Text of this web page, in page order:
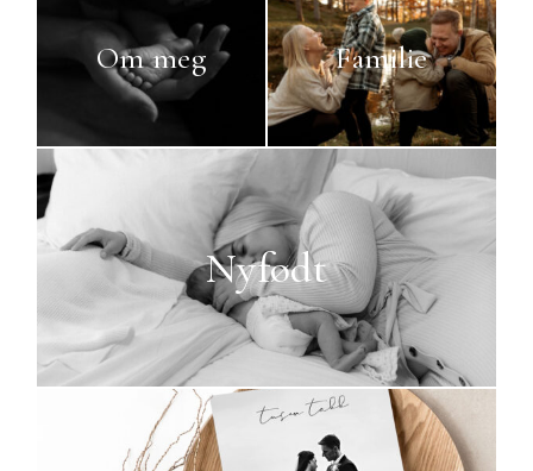
Om meg Familie
Nyfødt
©2026 COPYRIGHT LIEBEN
FOTO